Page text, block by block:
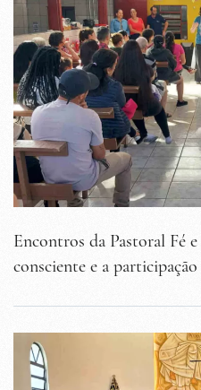
Encontros da Pastoral Fé
consciente e a